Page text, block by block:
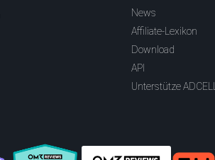
News
Affiliate-Lexikon
Download
API
Unterstütze ADCELL